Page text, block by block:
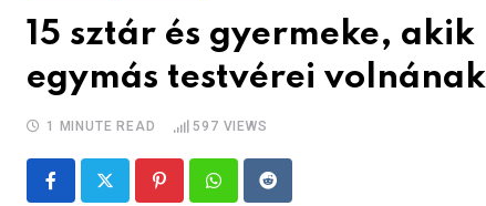
15 sztár és gyermeke,
egymás testvérei volnának
1 MINUTE READ 597 VIEWS
PinterestWhatsappReddit